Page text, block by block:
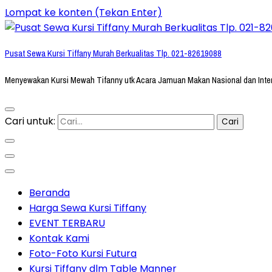
Lompat ke konten (Tekan Enter)
Pusat Sewa Kursi Tiffany Murah Berkualitas Tlp. 021-82619088
Menyewakan Kursi Mewah Tifanny utk Acara Jamuan Makan Nasional dan
Cari untuk:
Beranda
Harga Sewa Kursi Tiffany
EVENT TERBARU
Kontak Kami
Foto-Foto Kursi Futura
Kursi Tiffany dlm Table Manner